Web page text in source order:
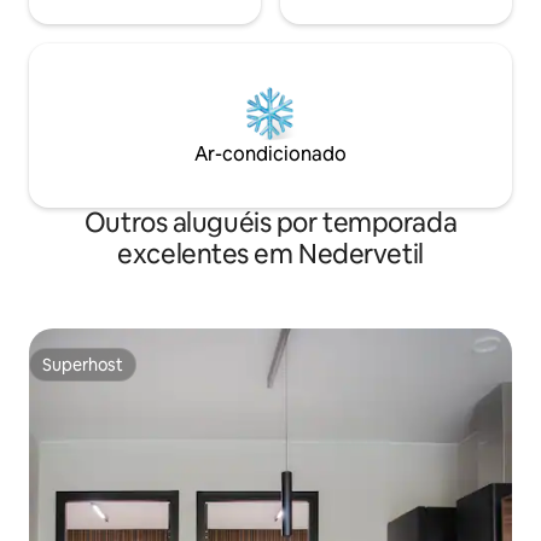
Ar-condicionado
Outros aluguéis por temporada
excelentes em Nedervetil
Superhost
Superhost